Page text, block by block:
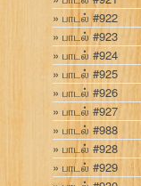
பாடல் #922
பாடல் #923
பாடல் #924
பாடல் #925
பாடல் #926
பாடல் #927
பாடல் #988
பாடல் #928
பாடல் #929